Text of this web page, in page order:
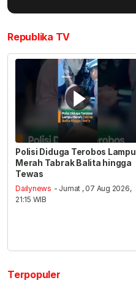
Republika TV
Polisi Diduga Terobos Lampu
Merah Tabrak Balita hingga
Tewas
Dailynews - Jumat , 07 Aug 2026,
21:15 WIB
Terpopuler